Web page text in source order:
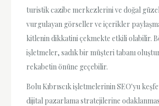
turistik cazibe merkezlerini ve doğal
vurgulayan görseller ve içerikler
kitlenin dikkatini çekmekte etkili olabilir.
işletmeler, sadık bir müşteri tabanı
rekabetin önüne geçebilir.
Bolu Kıbrıscık işletmelerinin SEO'yu
dijital pazarlama stratejilerine